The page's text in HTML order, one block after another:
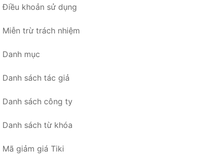
Điều khoản sử dụng
Miễn trừ trách nhiệm
Danh mục
Danh sách tác giả
Danh sách công ty
Danh sách từ khóa
Mã giảm giá Tiki